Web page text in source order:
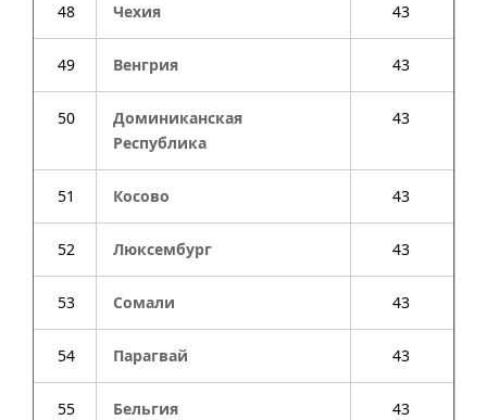
48 Чехия 43
49 Венгрия 43
50
Доминиканская
Республика
43
51 Косово 43
52 Люксембург 43
53 Сомали 43
54 Парагвай 43
55 Бельгия 43